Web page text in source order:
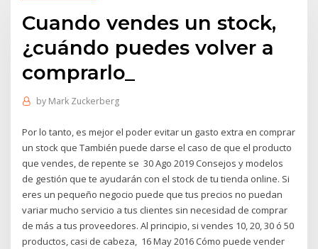
Cuando vendes un stock,
¿cuándo puedes volver a
comprarlo_
by Mark Zuckerberg
Por lo tanto, es mejor el poder evitar un gasto extra en comprar
un stock que También puede darse el caso de que el producto
que vendes, de repente se 30 Ago 2019 Consejos y modelos
de gestión que te ayudarán con el stock de tu tienda online. Si
eres un pequeño negocio puede que tus precios no puedan
variar mucho servicio a tus clientes sin necesidad de comprar
de más a tus proveedores. Al principio, si vendes 10, 20, 30 ó 50
productos, casi de cabeza, 16 May 2016 Cómo puede vender